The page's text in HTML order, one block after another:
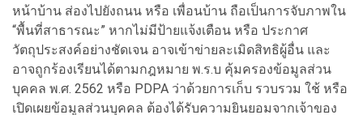
หน้าบ้าน ส่องไปยังถนน หรือ เพื่อนบ้าน ถือเป็นการจับภาพใน
“พื้นที่สาธารณะ” หากไม่มีป้ายแจ้งเตือน หรือ ประกาศ
วัตถุประสงค์อย่างชัดเจน อาจเข้าข่ายละเมิดสิทธิผู้อื่น และ
อาจถูกร้องเรียนได้ตามกฎหมาย พ.ร.บ คุ้มครองข้อมูลส่วน
บุคคล พ.ศ. 2562 หรือ PDPA ว่าด้วยการเก็บ รวบรวม ใช้ หรือ
เปิดเผยข้อมูลส่วนบุคคล ต้องได้รับความยินยอมจากเจ้าของ